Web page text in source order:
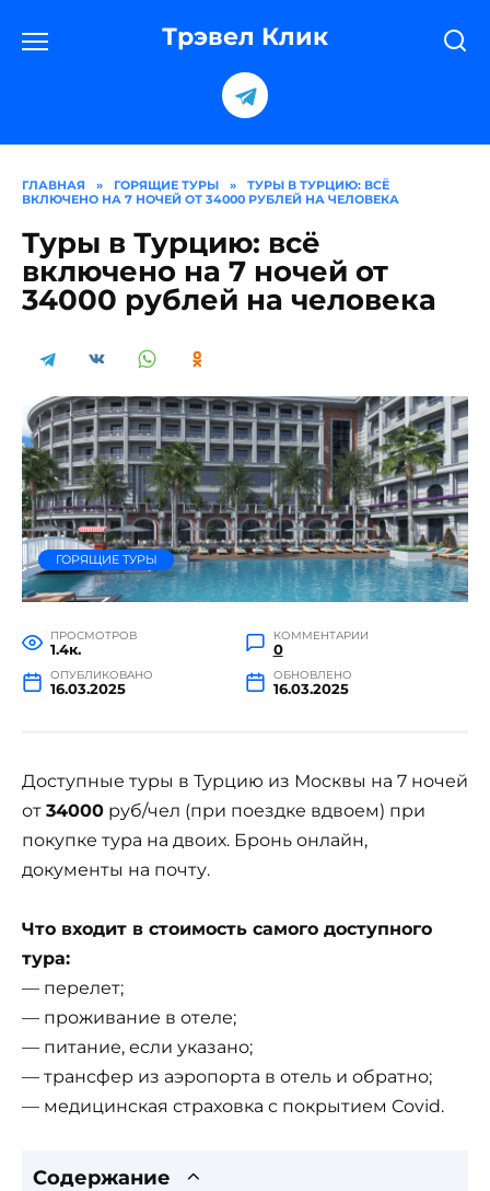
содержанию
Трэвел Клик
ГЛАВНАЯ » ГОРЯЩИЕ ТУРЫ »
ТУРЫ В ТУРЦИЮ: ВСЁ
ВКЛЮЧЕНО НА 7 НОЧЕЙ ОТ 34000 РУБЛЕЙ НА ЧЕЛОВЕКА
Туры в Турцию: всё
включено на 7 ночей от
34000 рублей на человека
ГОРЯЩИЕ ТУРЫ
ПРОСМОТРОВ
1.4к.
КОММЕНТАРИИ
0
ОПУБЛИКОВАНО
16.03.2025
ОБНОВЛЕНО
16.03.2025
Доступные туры в Турцию из Москвы на 7 ночей
от 34000 руб/чел (при поездке вдвоем) при
покупке тура на двоих. Бронь онлайн,
документы на почту.
Что входит в стоимость самого доступного
тура:
— перелет;
— проживание в отеле;
— питание, если указано;
— трансфер из аэропорта в отель и обратно;
— медицинская страховка с покрытием Covid.
Содержание